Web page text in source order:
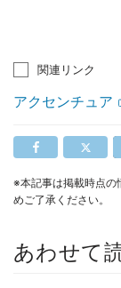
関連リンク
アクセンチュア
※本記事は掲載時点の
めご了承ください。
あわせて